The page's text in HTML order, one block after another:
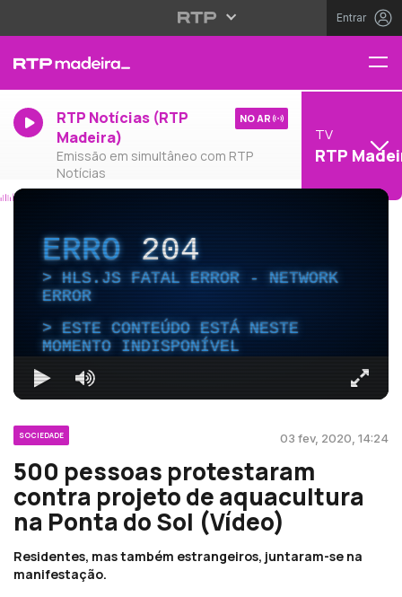
Entrar
RTP Notícias (RTP
Madeira)
Emissão em simultâneo com RTP
Notícias
NO AR
TV
RTP
ERRO204
HLS.JS FATAL ERROR - NETWORK
ERROR
ESTE CONTEÚDO ESTÁ NESTE
MOMENTO INDISPONÍVEL
SOCIEDADE 03 fev, 2020, 14:24
500 pessoas protestaram
contra projeto de aquacultura
na Ponta do Sol (Vídeo)
Residentes, mas também estrangeiros, juntaram-se na
manifestação.